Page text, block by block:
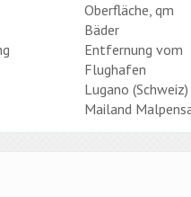
Oberfläche, qm
Bäder
Entfernung vom
Flughafen
Lugano (Schweiz)
Mailand